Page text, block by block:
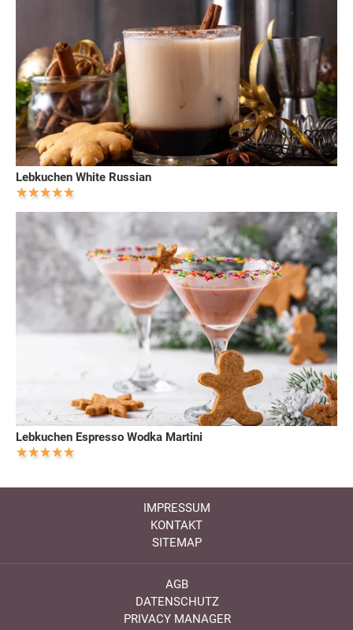
Lebkuchen White Russian
Lebkuchen Espresso Wodka Martini
IMPRESSUM
KONTAKT
SITEMAP
AGB
DATENSCHUTZ
PRIVACY MANAGER